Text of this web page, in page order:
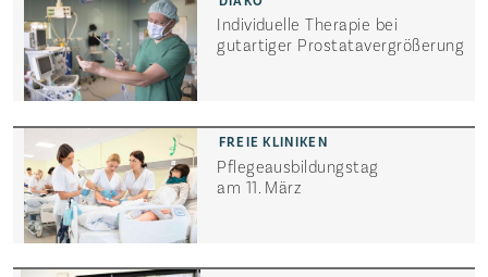
Individuelle Therapie bei
gutartiger Prostata­vergrößerung
Pflegeausbildungstag
am 11. März